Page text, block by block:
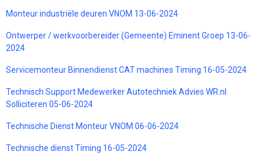
Monteur industriële deuren VNOM 13-06-2024
Ontwerper / werkvoorbereider (Gemeente) Eminent Groep 13-06-
2024
Servicemonteur Binnendienst CAT machines Timing 16-05-2024
Technisch Support Medewerker Autotechniek Advies WR.nl
Solliciteren 05-06-2024
Technische Dienst Monteur VNOM 06-06-2024
Technische dienst Timing 16-05-2024